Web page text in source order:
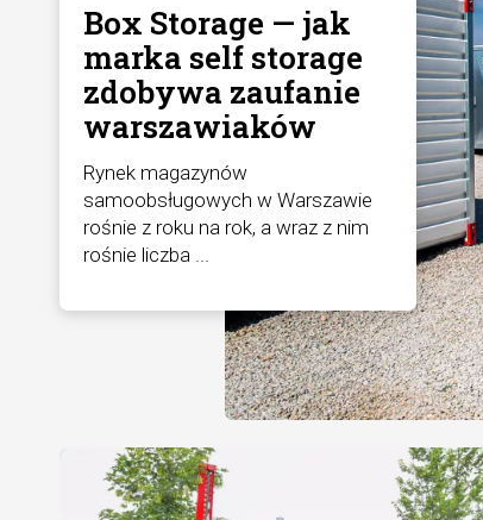
Box Storage — jak
marka self storage
zdobywa zaufanie
warszawiaków
Rynek magazynów
samoobsługowych w Warszawie
rośnie z roku na rok, a wraz z nim
rośnie liczba ...